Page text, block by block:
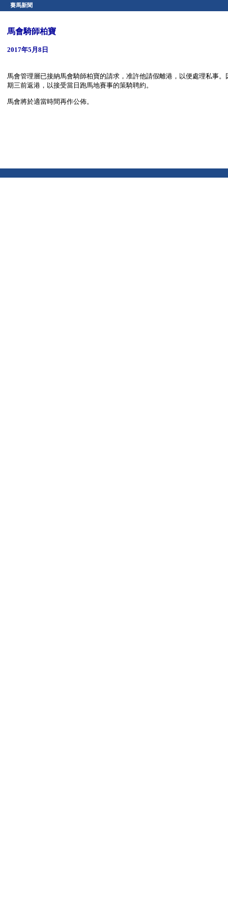
賽馬新聞
馬會騎師柏寶
2017年5月8日
馬會管理層已接納馬會騎師柏寶的請求，准許他請假離港，以便處理私事
期三前返港，以接受當日跑馬地賽事的策騎聘約。
馬會將於適當時間再作公佈。